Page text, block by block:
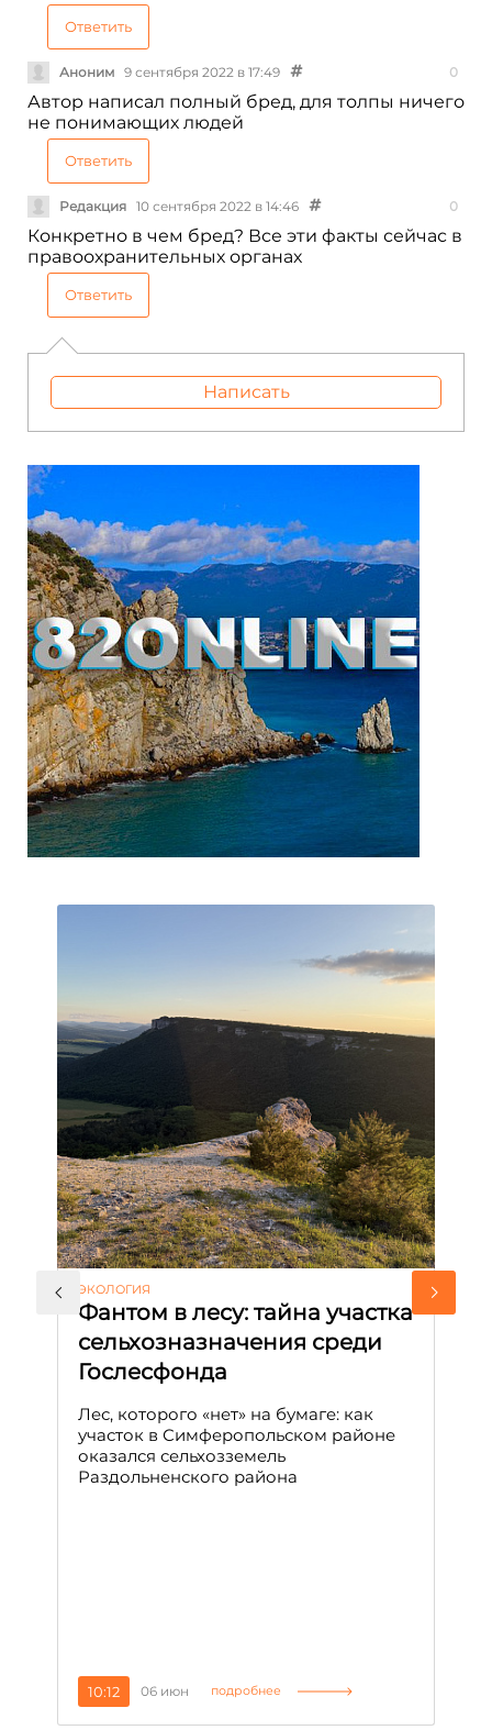
Ответить
Аноним 9 сентября 2022 в 17:49 0
Автор написал полный бред, для толпы ничего
не понимающих людей
Ответить
Редакция 10 сентября 2022 в 14:46 0
Конкретно в чем бред? Все эти факты сейчас в
правоохранительных органах
Ответить
Написать
ЭКОЛОГИЯ
Фантом в лесу: тайна участка
сельхозназначения среди
Гослесфонда
Лес, которого «нет» на бумаге: как
участок в Симферопольском районе
оказался сельхозземель
Раздольненского района
10:12 06 июн подробнее